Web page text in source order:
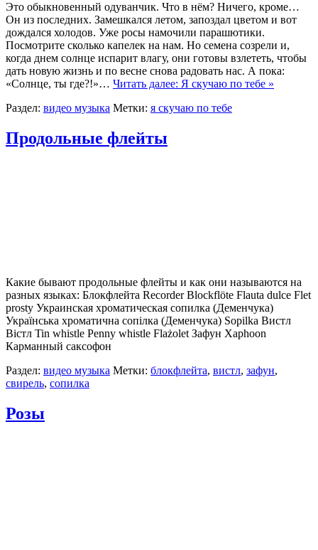
Это обыкновенный одуванчик. Что в нём? Ничего, кроме…
Он из последних. Замешкался летом, запоздал цветом и вот
дождался холодов. Уже росы намочили парашютики.
Посмотрите сколько капелек на нам. Но семена созрели и,
когда днем солнце испарит влагу, они готовы взлететь, чтобы
дать новую жизнь и по весне снова радовать нас. А пока:
«Солнце, ты где?!»… Читать далее: Я скучаю по тебе »
Раздел: видео музыка Метки: я скучаю по тебе
Продольные флейты
Какие бывают продольные флейты и как они называются на
разных языках: Блокфлейта Recorder Blockflöte Flauta dulce Flet
prosty Украинская хроматическая сопилка (Деменчука)
Українська хроматична сопілка (Деменчука) Sopilka Вистл
Вiстл Tin whistle Penny whistle Flażolet Зафун Xaphoon
Карманный саксофон
Раздел: видео музыка Метки: блокфлейта, вистл, зафун,
свирель, сопилка
Розы